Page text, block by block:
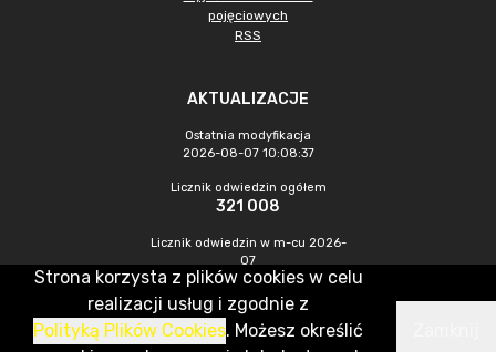
pojęciowych
RSS
AKTUALIZACJE
Ostatnia modyfikacja
2026-08-07 10:08:37
Licznik odwiedzin ogółem
321 008
Licznik odwiedzin w m-cu 2026-
07
1 067
CMS & Hosting: Nefeni Sp. z o.o.
Strona korzysta z plików cookies w celu
realizacji usług i zgodnie z
Polityką Plików Cookies. Możesz określić